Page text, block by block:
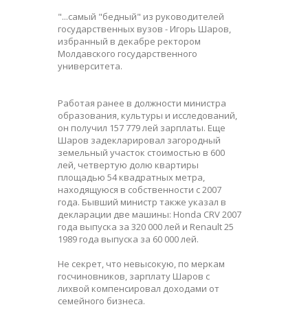
"...cамый "бедный" из руководителей
государственных вузов - Игорь Шаров,
избранный в декабре ректором
Молдавского государственного
университета.
Работая ранее в должности министра
образования, культуры и исследований,
он получил 157 779 лей зарплаты. Еще
Шаров задекларировал загородный
земельный участок стоимостью в 600
лей, четвертую долю квартиры
площадью 54 квадратных метра,
находящуюся в собственности с 2007
года. Бывший министр также указал в
декларации две машины: Honda CRV 2007
года выпуска за 320 000 лей и Renault 25
1989 года выпуска за 60 000 лей.
Не секрет, что невысокую, по меркам
госчиновников, зарплату Шаров с
лихвой компенсировал доходами от
семейного бизнеса.